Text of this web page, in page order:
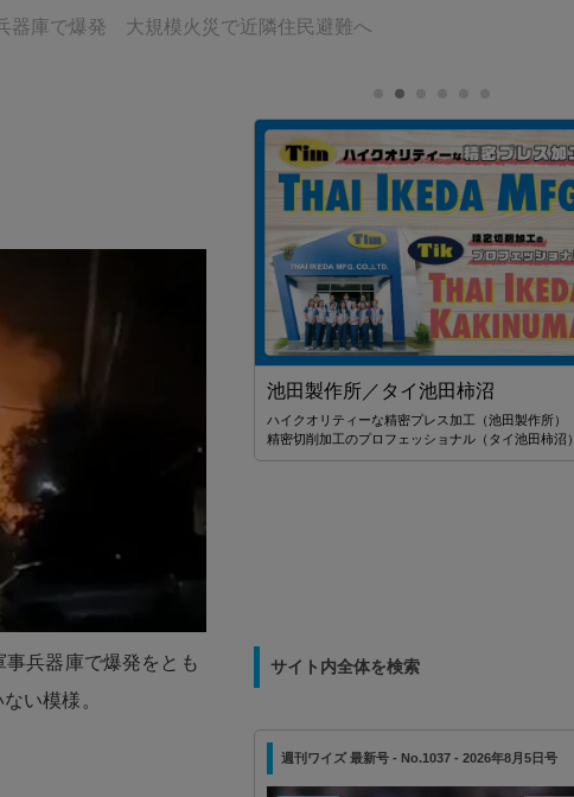
器庫で爆発 大規模火災で近隣住民避難へ
兵器庫で爆発をとも
い模様。
107
を目指せるような
間を育てていきたい
池田製作所／タイ池田柿沼
ハイクオリティーな精密プレス加工（池田製作所）
精密切削加工のプロフェッショナル（タイ池田柿沼）
サイト内全体を検索
週刊ワイズ 最新号 - No.1037 - 2026年8月5日号